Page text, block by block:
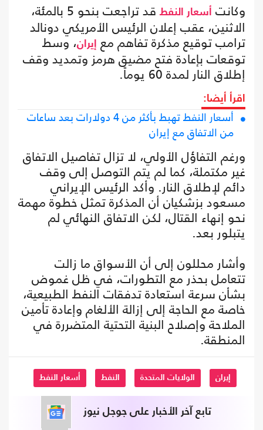
وكانت
أسعار النفط
قد تراجعت بنحو 5 بالمئة،
الاثنين، عقب إعلان الرئيس الأمريكي دونالد
ترامب توقيع مذكرة تفاهم مع إيران، وسط
توقعات بإعادة فتح مضيق هرمز وتمديد وقف
إطلاق النار لمدة 60 يوماً.
اقرأ أيضا:
أسعار النفط تهبط بأكثر من 4 دولارات بعد ساعات
من الاتفاق مع إيران
ورغم التفاؤل الأولي، لا تزال تفاصيل الاتفاق
غير مكتملة، كما لم يتم التوصل إلى وقف
دائم لإطلاق النار. وأكد الرئيس الإيراني
مسعود بزشكيان أن المذكرة تمثل خطوة مهمة
نحو إنهاء القتال، لكن الاتفاق النهائي لم
يتبلور بعد.
وأشار محللون إلى أن الأسواق ما زالت
تتعامل بحذر مع التطورات، في ظل غموض
بشأن سرعة استعادة تدفقات النفط الطبيعية،
خاصة مع الحاجة إلى إزالة الألغام وإعادة تأمين
الملاحة وإصلاح البنية التحتية المتضررة في
المنطقة.
إيران الولايات المتحدة النفط أسعار النفط
تابع آخر الأخبار على جوجل نيوز